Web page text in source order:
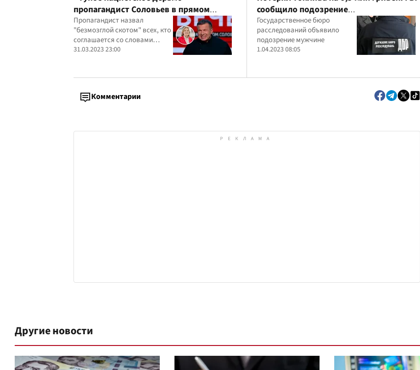
пропагандист Соловьев в прямом
эфире о главе немецкого Бундестага
Пропагандист назвал
"безмозглой скотом" всех, кто
соглашается со словами
Бербель Бас
31.03.2023 23:00
сообщило подозрение
военнослужащему
Государственное бюро
расследований объявило
подозрение мужчине
1.04.2023 08:05
Комментарии
Другие новости